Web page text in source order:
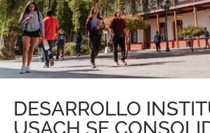
DESARROLLO
USACH SE